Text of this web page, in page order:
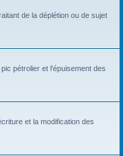
de la déplétion ou de sujet
pétrolier et l'épuisement des
et la modification des